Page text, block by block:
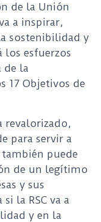
de la Unión
a inspirar,
sostenibilidad y
los esfuerzos
de la
17 Objetivos de
revalorizado,
para servir a
puede
de un legítimo
y sus
la RSC va a
y en la